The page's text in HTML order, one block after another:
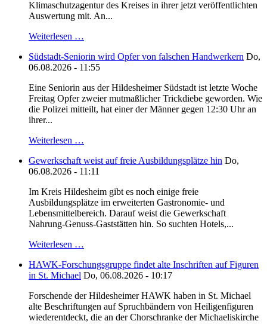
Klimaschutzagentur des Kreises in ihrer jetzt veröffentlichten
Auswertung mit. An...
Weiterlesen …
Südstadt-Seniorin wird Opfer von falschen Handwerkern Do,
06.08.2026 - 11:55
Eine Seniorin aus der Hildesheimer Südstadt ist letzte Woche
Freitag Opfer zweier mutmaßlicher Trickdiebe geworden. Wie
die Polizei mitteilt, hat einer der Männer gegen 12:30 Uhr an
ihrer...
Weiterlesen …
Gewerkschaft weist auf freie Ausbildungsplätze hin Do,
06.08.2026 - 11:11
Im Kreis Hildesheim gibt es noch einige freie
Ausbildungsplätze im erweiterten Gastronomie- und
Lebensmittelbereich. Darauf weist die Gewerkschaft
Nahrung-Genuss-Gaststätten hin. So suchten Hotels,...
Weiterlesen …
HAWK-Forschungsgruppe findet alte Inschriften auf Figuren
in St. Michael Do, 06.08.2026 - 10:17
Forschende der Hildesheimer HAWK haben in St. Michael
alte Beschriftungen auf Spruchbändern von Heiligenfiguren
wiederentdeckt, die an der Chorschranke der Michaeliskirche